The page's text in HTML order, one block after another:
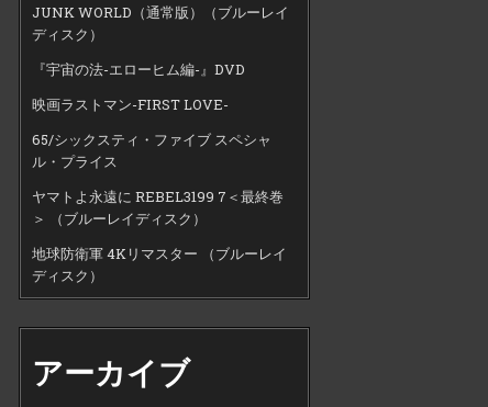
JUNK WORLD（通常版）（ブルーレイ
ディスク）
『宇宙の法-エローヒム編-』DVD
映画ラストマン-FIRST LOVE-
65/シックスティ・ファイブ スペシャ
ル・プライス
ヤマトよ永遠に REBEL3199 7＜最終巻
＞ （ブルーレイディスク）
地球防衛軍 4Kリマスター （ブルーレイ
ディスク）
アーカイブ